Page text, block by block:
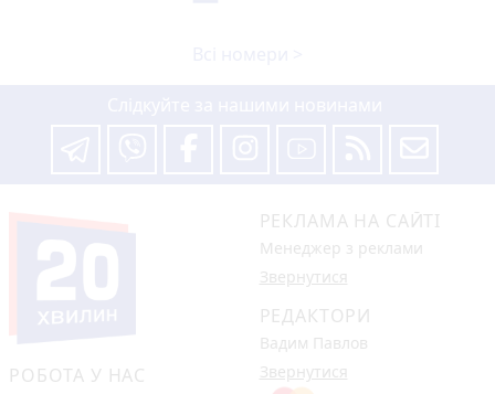
РОБОТА У НАС
РЕКЛАМА НА САЙТІ
Менеджер з реклами
Звернутися
РЕДАКТОРИ
Вадим Павлов
Звернутися